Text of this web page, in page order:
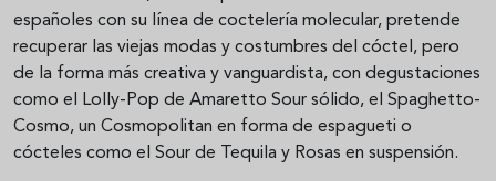
españoles con su línea de coctelería molecular, pretende
recuperar las viejas modas y costumbres del cóctel, pero
de la forma más creativa y vanguardista, con degustaciones
como el Lolly-Pop de Amaretto Sour sólido, el Spaghetto-
Cosmo, un Cosmopolitan en forma de espagueti o
cócteles como el Sour de Tequila y Rosas en suspensión.